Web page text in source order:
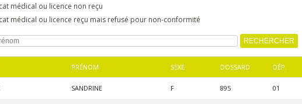
médical ou licence non reçu
médical ou licence reçu mais refusé pour non-conformité
PRÉNOM SEXE DOSSARD DÉP.
SANDRINE F 895 01